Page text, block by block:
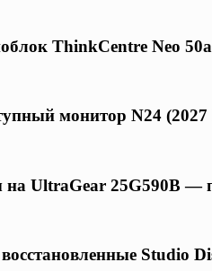
ThinkCentre Neo
монитор N24
UltraGear 25G590B —
Studio